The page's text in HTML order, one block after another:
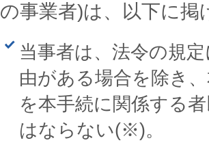
の事業者)は、以下に
当事者は、法令の規
由がある場合を除き
を本手続に関係する
はならない(※)。